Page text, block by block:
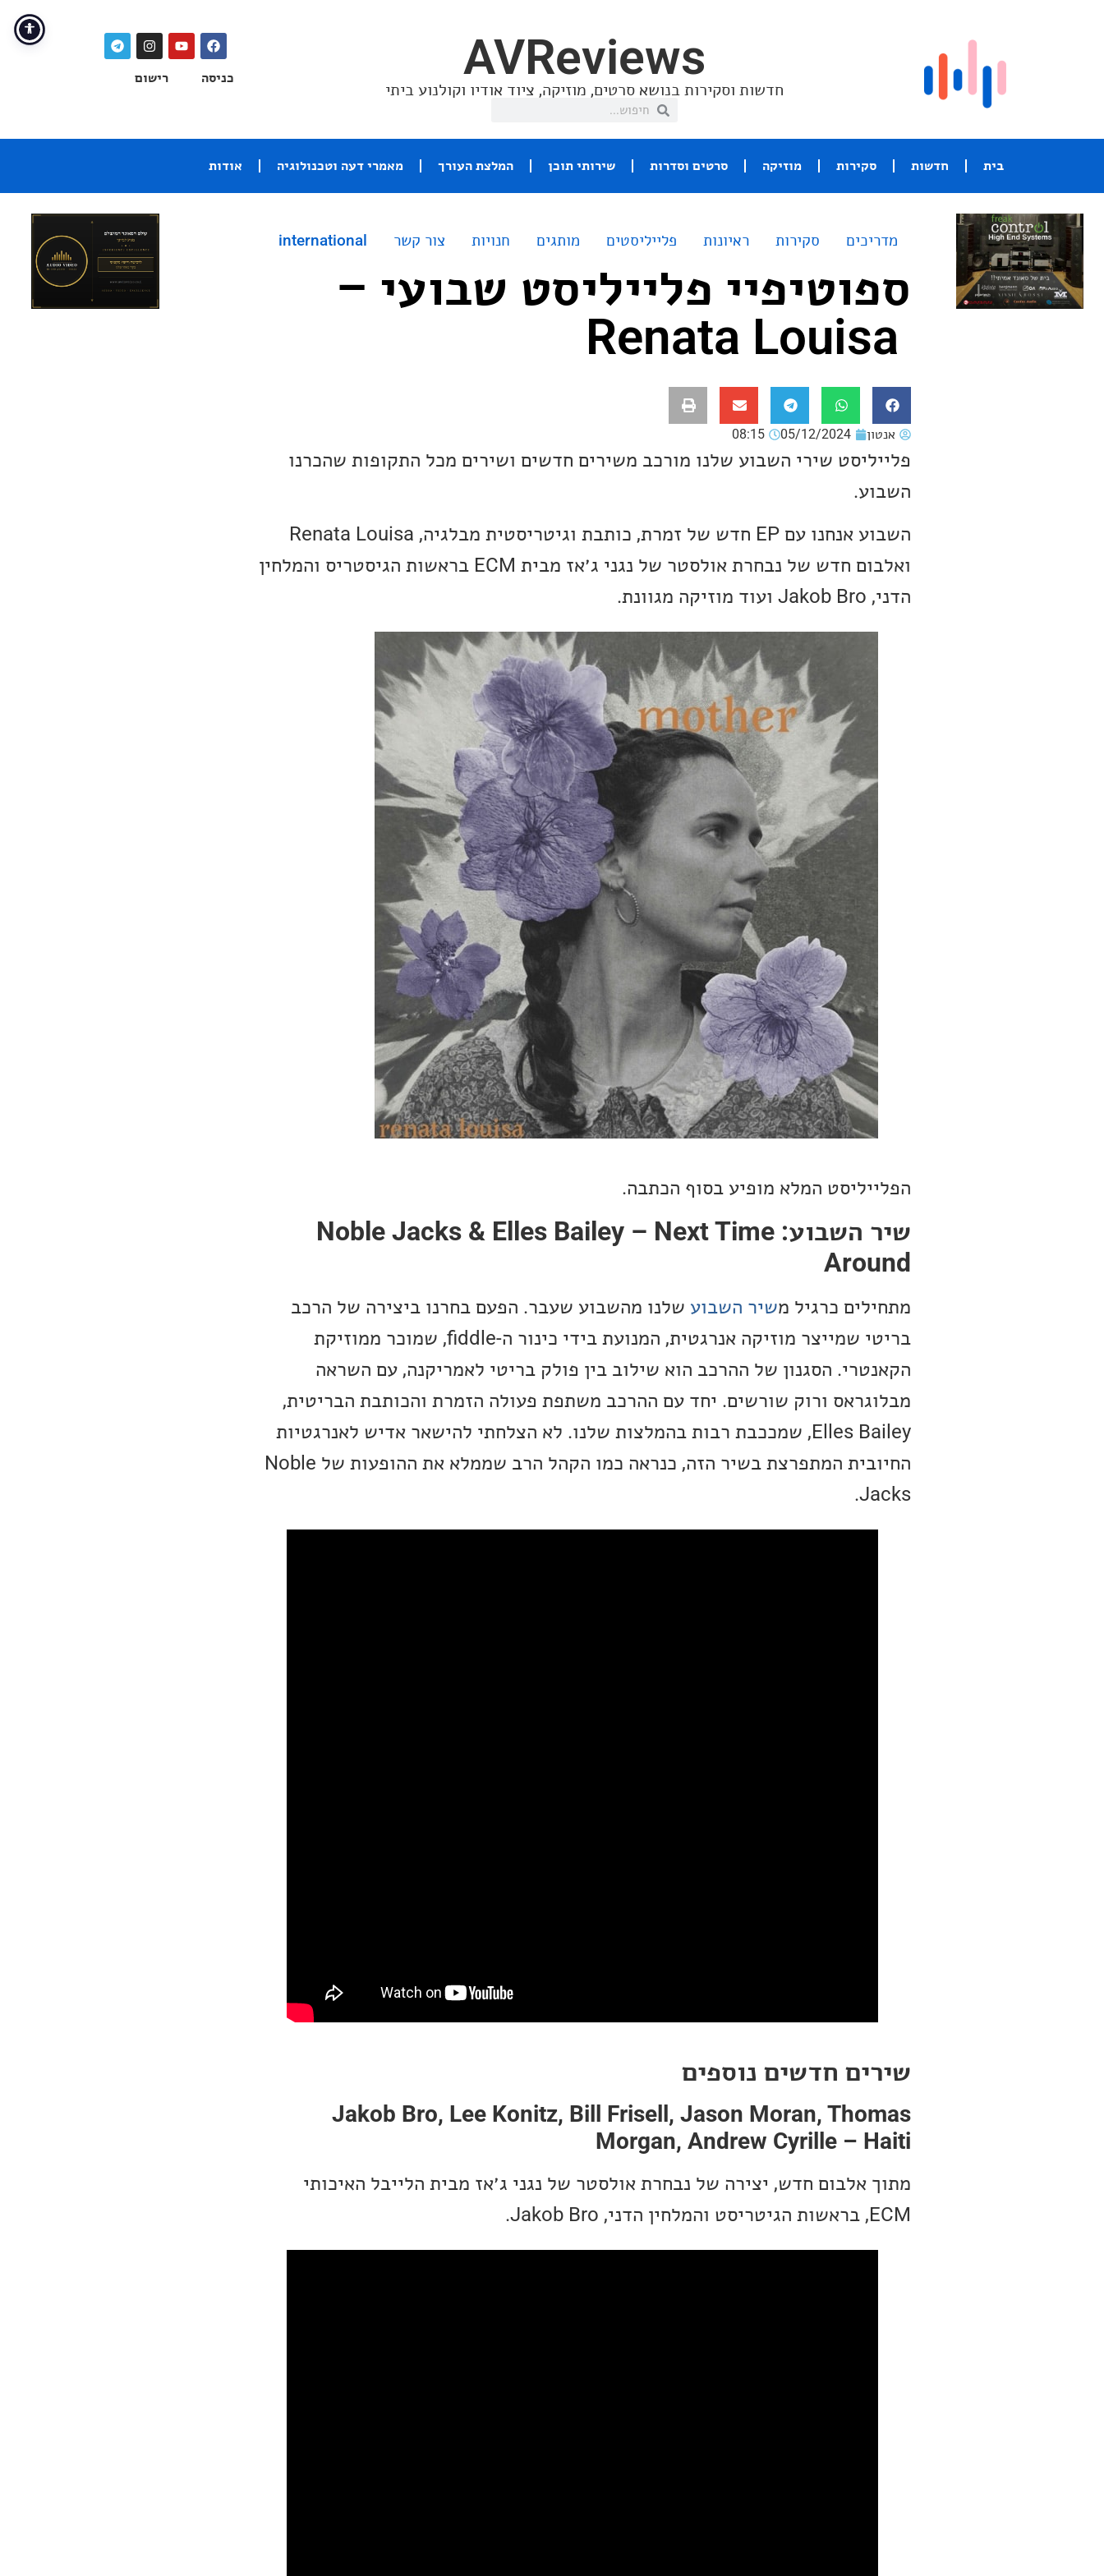
AVReviews
חדשות וסקירות בנושא סרטים, מוזיקה, ציוד אודיו וקולנוע ביתי
כניסה רישום
בית חדשות סקירות מוזיקה סרטים וסדרות שירותי תוכן המלצת העורך מאמרי דעה וטכנולוגיה אודות
מדריכים סקירות ראיונות פלייליסטים מותגים חנויות צור קשר international
ספוטיפיי פלייליסט שבועי –
אנטון 05/12/2024
08:15
פלייליסט שירי השבוע שלנו מורכב משירים חדשים ושירים מכל התקופות שהכרנו
השבוע.
השבוע אנחנו עם EP חדש של זמרת, כותבת וגיטריסטית מבלגיה, Renata Louisa
ואלבום חדש של נבחרת אולסטר של נגני ג׳אז מבית ECM בראשות הגיסטריס והמלחין
הדני, Jakob Bro ועוד מוזיקה מגוונת.
הפלייליסט המלא מופיע בסוף הכתבה.
שיר השבוע: Noble Jacks & Elles Bailey – Next Time
Around
מתחילים כרגיל משיר השבוע שלנו מהשבוע שעבר. הפעם בחרנו ביצירה של הרכב
בריטי שמייצר מוזיקה אנרגטית, המנועת בידי כינור ה-fiddle, שמוכר ממוזיקת
הקאנטרי. הסגנון של ההרכב הוא שילוב בין פולק בריטי לאמריקנה, עם השראה
מבלוגראס ורוק שורשים. יחד עם ההרכב משתפת פעולה הזמרת והכותבת הבריטית,
Elles Bailey, שמככבת רבות בהמלצות שלנו. לא הצלחתי להישאר אדיש לאנרגטיות
החיובית המתפרצת בשיר הזה, כנראה כמו הקהל הרב שממלא את ההופעות של Noble
Jacks.
שירים חדשים נוספים
Jakob Bro, Lee Konitz, Bill Frisell, Jason Moran, Thomas
Morgan, Andrew Cyrille – Haiti
מתוך אלבום חדש, יצירה של נבחרת אולסטר של נגני ג׳אז מבית הלייבל האיכותי
ECM, בראשות הגיטריסט והמלחין הדני, Jakob Bro.